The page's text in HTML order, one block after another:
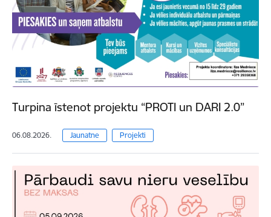
Turpina īstenot projektu “PROTI un DARI 2.0”
06.08.2026. Jaunatne Projekti